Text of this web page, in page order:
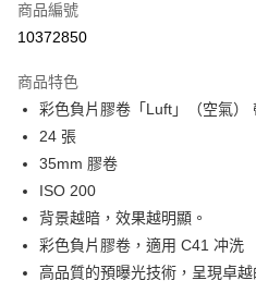
信用卡分期付款
合作金庫商業銀行
華南商業銀行
上海商業儲蓄銀行
國泰世華商業銀行
臺灣中小企業銀行
匯豐（台灣）商業銀行
聯邦商業銀行
元大商業銀行
玉山商業銀行
6 期 0 利率 每期
華南商業銀行
上海商業儲蓄銀行
國泰世華商業銀行
臺灣中小企業銀行
匯豐（台灣）商業銀行
聯邦商業銀行
元大商業銀行
LINE Pay
Apple Pay
ATM付款
運送方式
商品編號
10372850
商品特色
彩色負片膠卷「Luft」（空氣）
24 張
35mm 膠卷
ISO 200
背景越暗，效果越明顯。
彩色負片膠卷，適用 C41 冲洗
高品質的預曝光技術，呈現卓